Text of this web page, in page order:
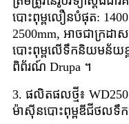
បោះពុម្ពលឿនបំផុត:
2500mm, អាចជាក្រដ
បោះពុម្ពលើទឹកនិយមន័យខ្ព
ពិព័រណ៍ Drupa ។
3. ផលិតផលថ្មី៖
ម៉ាស៊ីនបោះពុម្ពឌីជីថលទឹកថ្